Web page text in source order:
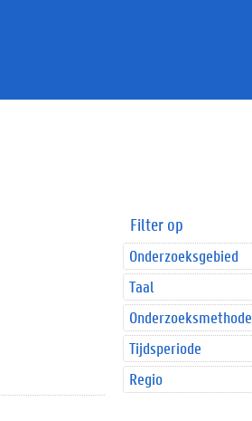
Filter op
Onderzoeksgebied
Taal
Onderzoeksmethode
Tijdsperiode
Regio